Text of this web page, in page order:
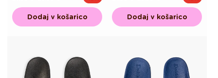
Dodaj v košarico Dodaj v košarico